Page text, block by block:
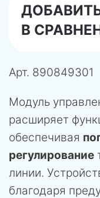
В
Арт. 890849301
Модуль
расширяет
обеспечивая
регулирование
линии.
благодаря